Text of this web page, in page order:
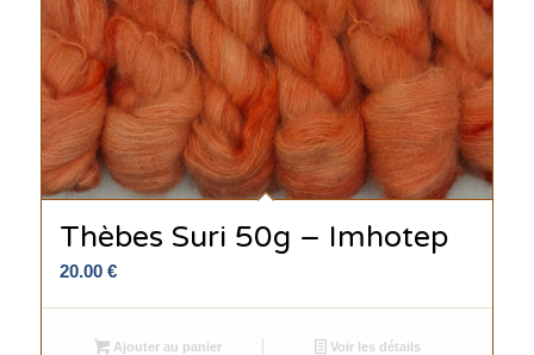
Thèbes Suri 50g – Imhotep
20.00 €
Ajouter au panier Voir les détails